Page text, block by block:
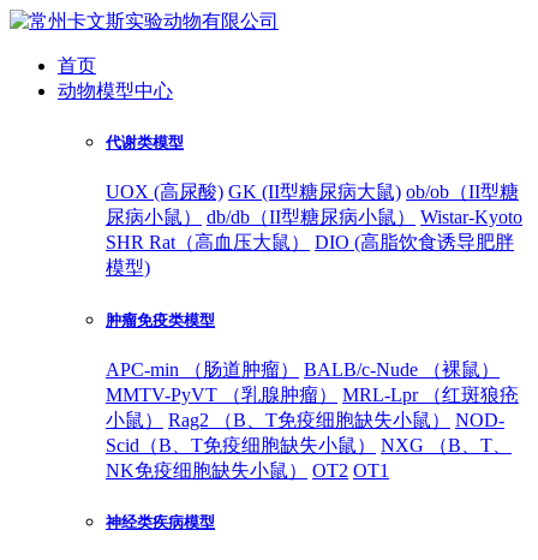
首页
动物模型中心
代谢类模型
UOX (高尿酸) GK (II型糖尿病大鼠) ob/ob（II型糖
尿病小鼠）
db/db（II型糖尿病小鼠）
Wistar-Kyoto
SHR Rat（高血压大鼠）
DIO (高脂饮食诱导肥胖
模型)
肿瘤免疫类模型
APC-min （肠道肿瘤）
BALB/c-Nude （裸鼠）
MMTV-PyVT （乳腺肿瘤）
MRL-Lpr （红斑狼疮
小鼠）
Rag2 （B、T免疫细胞缺失小鼠）
NOD-
Scid（B、T免疫细胞缺失小鼠）
NXG （B、T、
NK免疫细胞缺失小鼠）
OT2 OT1
神经类疾病模型